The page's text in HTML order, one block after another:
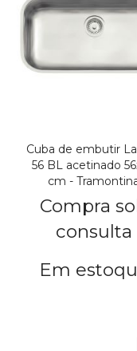
Cuba de embutir
56 BL acetinado
cm -
Compra
consulta
Em